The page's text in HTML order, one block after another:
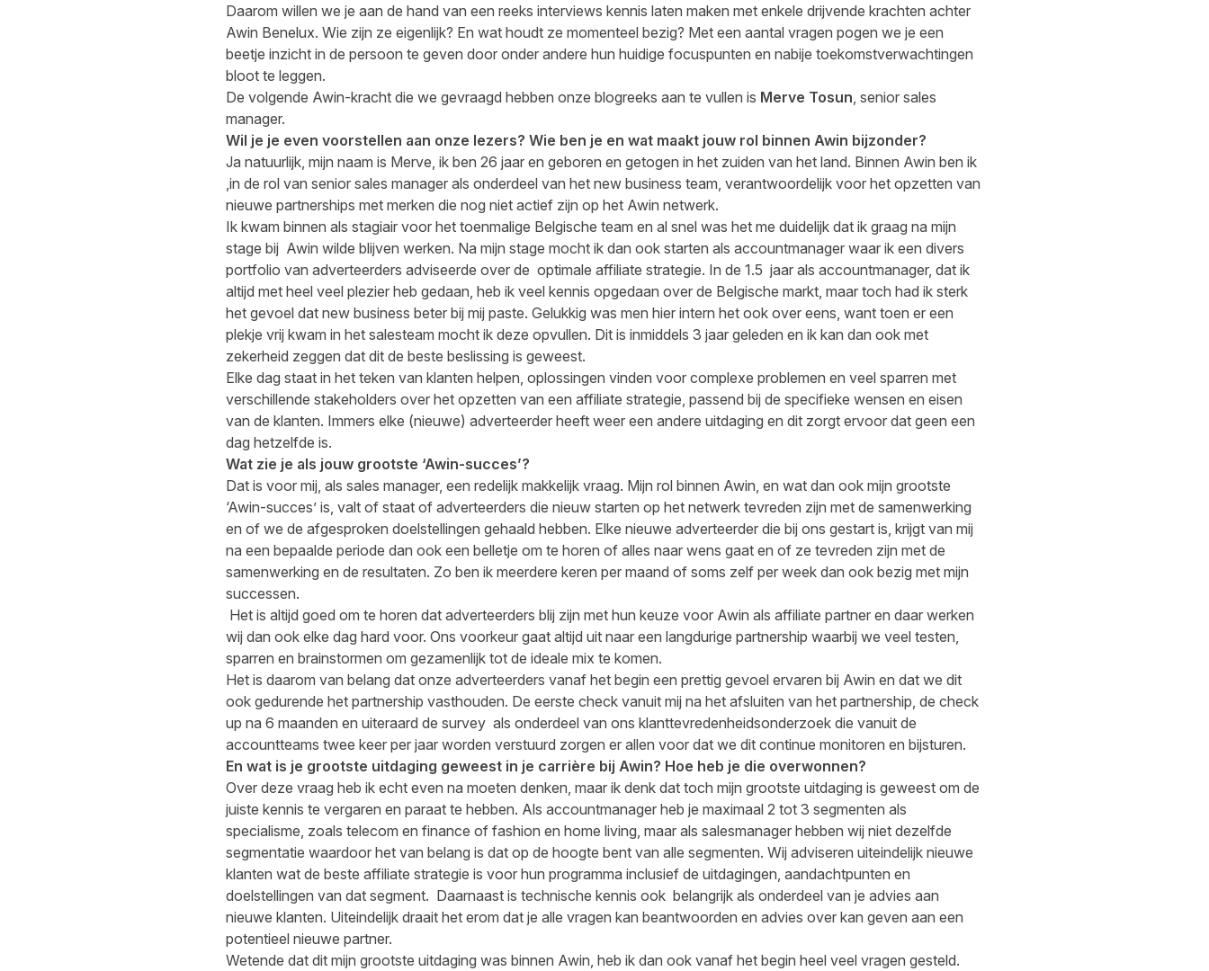
Daarom willen we je aan de hand van een reeks interviews kennis laten maken met enkele drijvende krachten achter
Awin Benelux. Wie zijn ze eigenlijk? En wat houdt ze momenteel bezig? Met een aantal vragen pogen we je een
beetje inzicht in de persoon te geven door onder andere hun huidige focuspunten en nabije toekomstverwachtingen
bloot te leggen.
De volgende Awin-kracht die we gevraagd hebben onze blogreeks aan te vullen is Merve Tosun , senior sales
manager.
Wil je je even voorstellen aan onze lezers? Wie ben je en wat maakt jouw rol binnen Awin bijzonder?
Ja natuurlijk, mijn naam is Merve, ik ben 26 jaar en geboren en getogen in het zuiden van het land. Binnen Awin ben ik
,in de rol van senior sales manager als onderdeel van het new business team, verantwoordelijk voor het opzetten van
nieuwe partnerships met merken die nog niet actief zijn op het Awin netwerk.
Ik kwam binnen als stagiair voor het toenmalige Belgische team en al snel was het me duidelijk dat ik graag na mijn
stage bij Awin wilde blijven werken. Na mijn stage mocht ik dan ook starten als accountmanager waar ik een divers
portfolio van adverteerders adviseerde over de optimale affiliate strategie. In de 1.5 jaar als accountmanager, dat ik
altijd met heel veel plezier heb gedaan, heb ik veel kennis opgedaan over de Belgische markt, maar toch had ik sterk
het gevoel dat new business beter bij mij paste. Gelukkig was men hier intern het ook over eens, want toen er een
plekje vrij kwam in het salesteam mocht ik deze opvullen. Dit is inmiddels 3 jaar geleden en ik kan dan ook met
zekerheid zeggen dat dit de beste beslissing is geweest.
Elke dag staat in het teken van klanten helpen, oplossingen vinden voor complexe problemen en veel sparren met
verschillende stakeholders over het opzetten van een affiliate strategie, passend bij de specifieke wensen en eisen
van de klanten. Immers elke (nieuwe) adverteerder heeft weer een andere uitdaging en dit zorgt ervoor dat geen een
dag hetzelfde is.
Wat zie je als jouw grootste ‘Awin-succes’?
Dat is voor mij, als sales manager, een redelijk makkelijk vraag. Mijn rol binnen Awin, en wat dan ook mijn grootste
‘Awin-succes’ is, valt of staat of adverteerders die nieuw starten op het netwerk tevreden zijn met de samenwerking
en of we de afgesproken doelstellingen gehaald hebben. Elke nieuwe adverteerder die bij ons gestart is, krijgt van mij
na een bepaalde periode dan ook een belletje om te horen of alles naar wens gaat en of ze tevreden zijn met de
samenwerking en de resultaten. Zo ben ik meerdere keren per maand of soms zelf per week dan ook bezig met mijn
successen.
Het is altijd goed om te horen dat adverteerders blij zijn met hun keuze voor Awin als affiliate partner en daar werken
wij dan ook elke dag hard voor. Ons voorkeur gaat altijd uit naar een langdurige partnership waarbij we veel testen,
sparren en brainstormen om gezamenlijk tot de ideale mix te komen.
Het is daarom van belang dat onze adverteerders vanaf het begin een prettig gevoel ervaren bij Awin en dat we dit
ook gedurende het partnership vasthouden. De eerste check vanuit mij na het afsluiten van het partnership, de check
up na 6 maanden en uiteraard de survey als onderdeel van ons klanttevredenheidsonderzoek die vanuit de
accountteams twee keer per jaar worden verstuurd zorgen er allen voor dat we dit continue monitoren en bijsturen.
En wat is je grootste uitdaging geweest in je carrière bij Awin? Hoe heb je die overwonnen?
Over deze vraag heb ik echt even na moeten denken, maar ik denk dat toch mijn grootste uitdaging is geweest om de
juiste kennis te vergaren en paraat te hebben. Als accountmanager heb je maximaal 2 tot 3 segmenten als
specialisme, zoals telecom en finance of fashion en home living, maar als salesmanager hebben wij niet dezelfde
segmentatie waardoor het van belang is dat op de hoogte bent van alle segmenten. Wij adviseren uiteindelijk nieuwe
klanten wat de beste affiliate strategie is voor hun programma inclusief de uitdagingen, aandachtpunten en
doelstellingen van dat segment. Daarnaast is technische kennis ook belangrijk als onderdeel van je advies aan
nieuwe klanten. Uiteindelijk draait het erom dat je alle vragen kan beantwoorden en advies over kan geven aan een
potentieel nieuwe partner.
Wetende dat dit mijn grootste uitdaging was binnen Awin, heb ik dan ook vanaf het begin heel veel vragen gesteld.